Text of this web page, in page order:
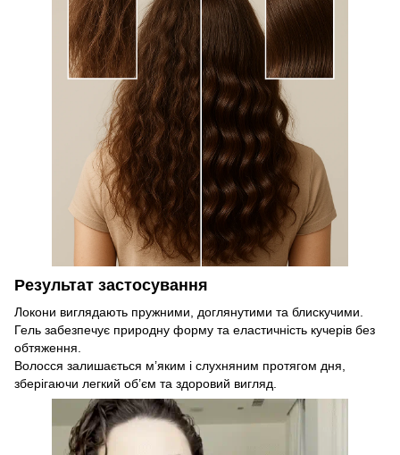
Результат застосування
Локони виглядають пружними, доглянутими та блискучими.
Гель забезпечує природну форму та еластичність кучерів без
обтяження.
Волосся залишається м’яким і слухняним протягом дня,
зберігаючи легкий об’єм та здоровий вигляд.